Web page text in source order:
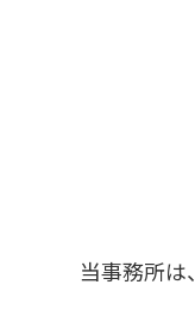
当事務所は